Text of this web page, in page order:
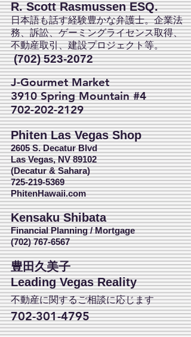
R. Scott Rasmussen ESQ.
日本語も話す経験豊かな弁護士。企業法
務、訴訟、ゲーミングライセンス取得、
不動産取引、建設プロジェクト等。
(702) 523-2072
J-Gourmet Market
3910 Spring Mountain #4
702-202-2129
Phiten Las Vegas Shop
2605 S. Decatur Blvd
Las Vegas, NV 89102
(Decatur & Sahara)
725-219-5369
PhitenHawaii.com
Kensaku Shibata
Financial Planning / Mortgage
(702) 767-6567
豊田久美子
Leading Vegas Reality
不動産に関するご相談に応じます
702-301-4795